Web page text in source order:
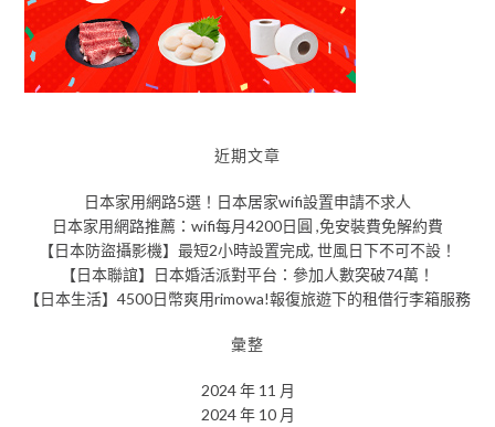
近期文章
日本家用網路5選！日本居家wifi設置申請不求人
日本家用網路推薦：wifi每月4200日圓 ,免安裝費免解約費
【日本防盜攝影機】最短2小時設置完成, 世風日下不可不設！
【日本聯誼】日本婚活派對平台：參加人數突破74萬！
【日本生活】4500日幣爽用rimowa!報復旅遊下的租借行李箱服務
彙整
2024 年 11 月
2024 年 10 月